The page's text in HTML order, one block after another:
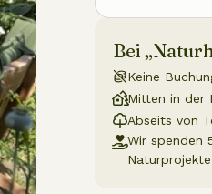
Bei
Keine
Mitten in der
Abseits von
Wir spenden